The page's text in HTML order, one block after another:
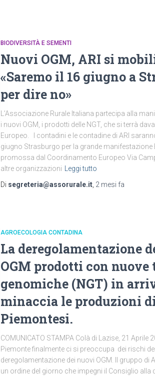
BIODIVERSITÀ E SEMENTI
Nuovi OGM, ARI si
«Saremo il 16 giugno a
per dire no»
L’Associazione Rurale Italiana partecipa alla
i nuovi OGM, i prodotti delle NGT, che si terrà
Europeo. I contadini e le contadine di ARI
giugno Strasburgo per la grande manifestazione
promossa dal Coordinamento Europeo Via
altre organizzazioni
Leggi tutto
Di segreteria@assorurale.it 2 mesi fa
AGROECOLOGIA CONTADINA
La deregolamentazione
OGM prodotti con nuove
genomiche (NGT) in
minaccia le produzioni
Piemontesi.
COMUNICATO STAMPA Colà di Lazise, 21 Aprile
Piemonte finalmente ci si preoccupa dei rischi
deregolamentazione dei nuovi OGM. Il gruppo di
un ordine del giorno che impegni il Consiglio alla